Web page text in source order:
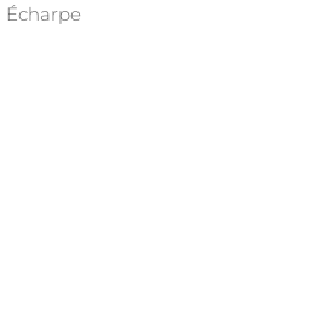
Écharpe